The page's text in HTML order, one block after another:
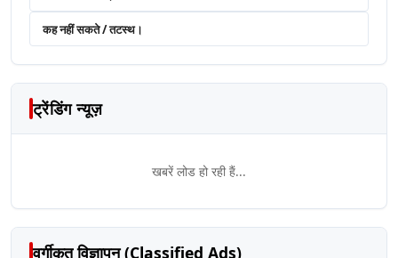
कह नहीं सकते / तटस्थ।
ट्रेंडिंग न्यूज़
खबरें लोड हो रही हैं...
वर्गीकृत विज्ञापन (Classified Ads)